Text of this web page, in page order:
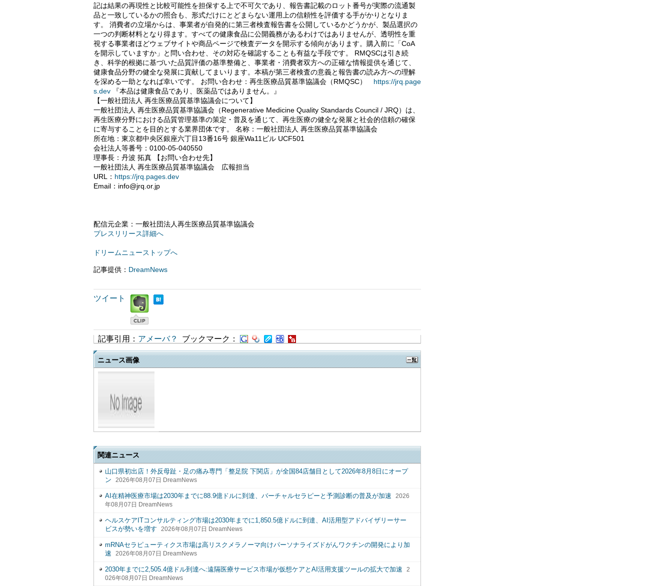
記は結果の再現性と比較可能性を担保する上で不可欠であり、報告書記載のロット番号が実際の流通製
品と一致しているかの照合も、形式だけにとどまらない運用上の信頼性を評価する手がかりとなりま
す。 消費者の立場からは、事業者が自発的に第三者検査報告書を公開しているかどうかが、製品選択の
一つの判断材料となり得ます。すべての健康食品に公開義務があるわけではありませんが、透明性を重
視する事業者ほどウェブサイトや商品ページで検査データを開示する傾向があります。購入前に「CoA
を開示していますか」と問い合わせ、その対応を確認することも有益な手段です。 RMQSCは引き続
き、科学的根拠に基づいた品質評価の基準整備と、事業者・消費者双方への正確な情報提供を通じて、
健康食品分野の健全な発展に貢献してまいります。本稿が第三者検査の意義と報告書の読み方への理解
を深める一助となれば幸いです。 お問い合わせ：再生医療品質基準協議会（RMQSC） https://jrq.page
s.dev 『本品は健康食品であり、医薬品ではありません。』
【一般社団法人 再生医療品質基準協議会について】
一般社団法人 再生医療品質基準協議会（Regenerative Medicine Quality Standards Council / JRQ）は、
再生医療分野における品質管理基準の策定・普及を通じて、再生医療の健全な発展と社会的信頼の確保
に寄与することを目的とする業界団体です。 名称：一般社団法人 再生医療品質基準協議会
所在地：東京都中央区銀座六丁目13番16号 銀座Wa11ビル UCF501
会社法人等番号：0100-05-040550
理事長：丹波 拓真 【お問い合わせ先】
一般社団法人 再生医療品質基準協議会 広報担当
URL： https://jrq.pages.dev
Email：info@jrq.or.jp
配信元企業：一般社団法人再生医療品質基準協議会
プレスリリース詳細へ
ドリームニューストップへ
記事提供： DreamNews
ツイート
記事引用： アメーバ？ ブックマーク：
ニュース画像
関連ニュース
山口県初出店！外反母趾・足の痛み専門「整足院 下関店」が全国84店舗目として2026年8月8日にオープ
ン
2026年08月07日 DreamNews
AI在精神医療市場は2030年までに88.9億ドルに到達、バーチャルセラピーと予測診断の普及が加速
2026
年08月07日 DreamNews
ヘルスケアITコンサルティング市場は2030年までに1,850.5億ドルに到達、AI活用型アドバイザリーサー
ビスが勢いを増す
2026年08月07日 DreamNews
mRNAセラピューティクス市場は高リスクメラノーマ向けパーソナライズドがんワクチンの開発により加
速
2026年08月07日 DreamNews
2030年までに2,505.4億ドル到達へ:遠隔医療サービス市場が仮想ケアとAI活用支援ツールの拡大で加速
2
026年08月07日 DreamNews